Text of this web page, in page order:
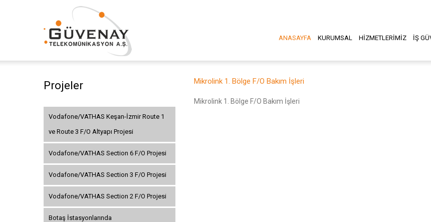
ANASAYFA KURUMSAL HİZMETLERİMİZ İŞ
Projeler
Vodafone/VATHAS Keşan-İzmir Route 1
ve Route 3 F/O Altyapı Projesi
Vodafone/VATHAS Section 6 F/O Projesi
Vodafone/VATHAS Section 3 F/O Projesi
Vodafone/VATHAS Section 2 F/O Projesi
Botaş İstasyonlarında
Mikrolink 1. Bölge F/O Bakım İşleri
Mikrolink 1. Bölge F/O Bakım İşleri